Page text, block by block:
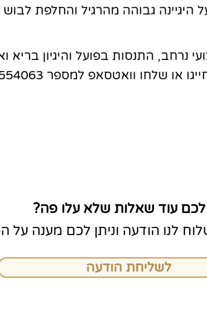
היגיינה גבוהה מהרגיל והחלפת
נרחב, התנסות בפועל והיגיון בריא
שלחו וואטסאפ למספר 053-5554063.
עוד שאלות שלא עלו פה?
לנו הודעה וניתן לכם מענה על
לשליחת הודעה